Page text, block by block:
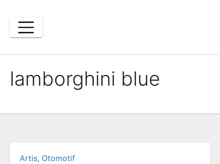
content
lamborghini blue
Artis, Otomotif